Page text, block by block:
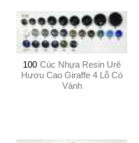
100 Cúc Nhựa Resin Urê
Hươu Cao Giraffe 4 Lỗ Có
Vành